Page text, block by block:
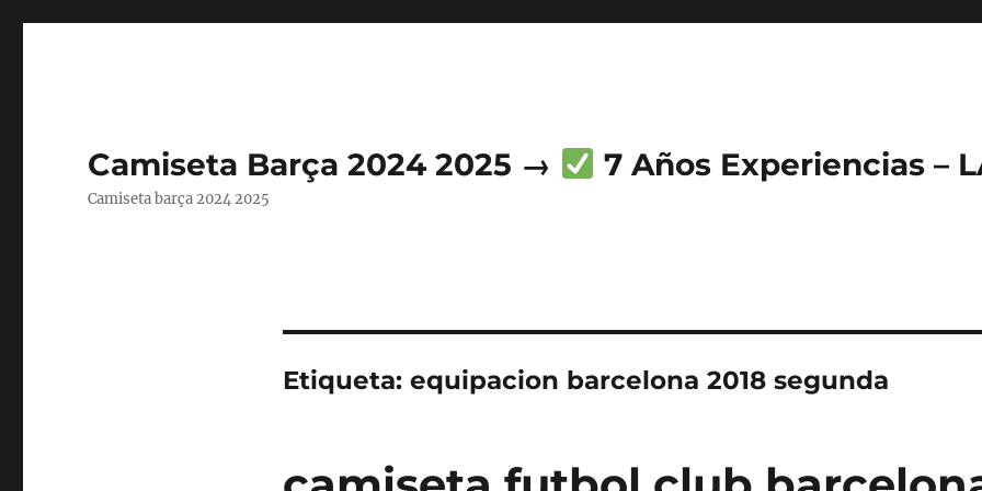
Camiseta Barça 2024 2025 → 7 Años Experiencias –
Camiseta barça 2024 2025
Etiqueta: equipacion barcelona 2018 segunda